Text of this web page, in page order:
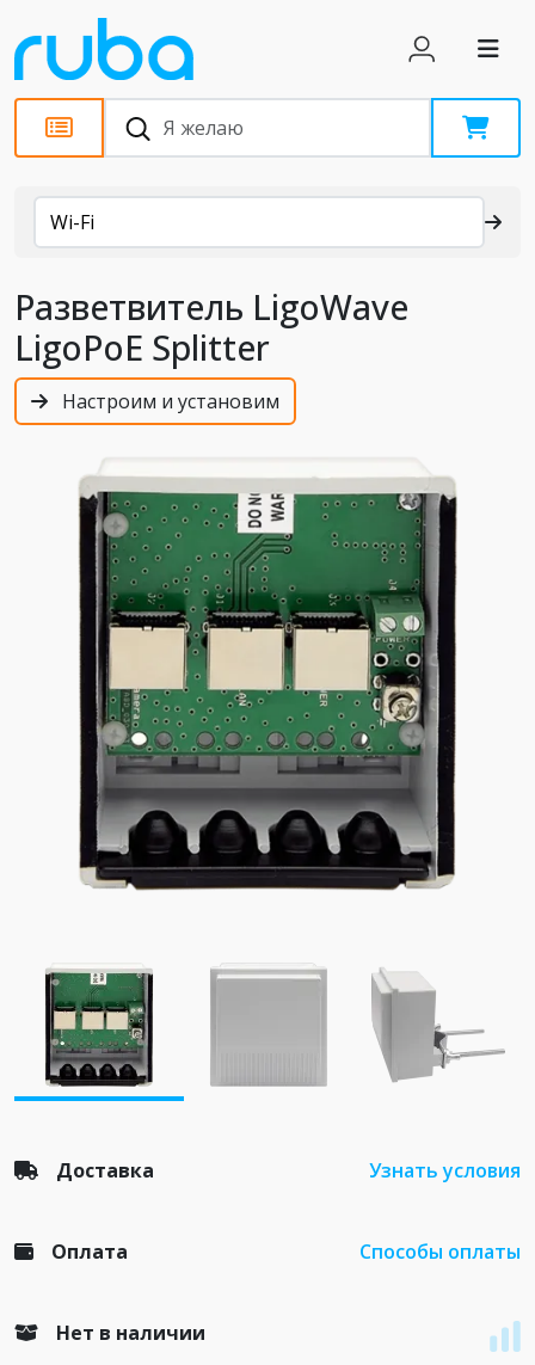
Каталог
Wi-Fi
Разветвитель LigoWave
LigoPoE Splitter
Настроим и установим
Доставка Узнать условия
Оплата Способы оплаты
Нет в наличии